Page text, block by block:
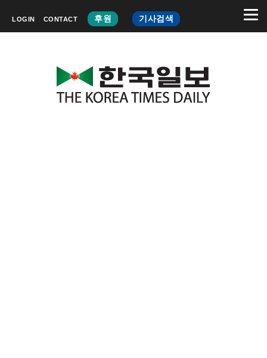
LOGIN CONTACT 후원 기사검색